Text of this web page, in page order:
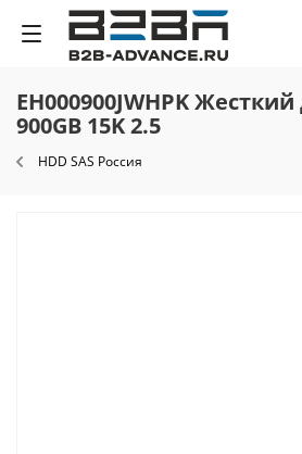
EH000900JWHPK Жесткий
900GB 15K 2.5
HDD SAS Россия